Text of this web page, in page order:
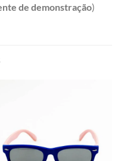
de demonstração)